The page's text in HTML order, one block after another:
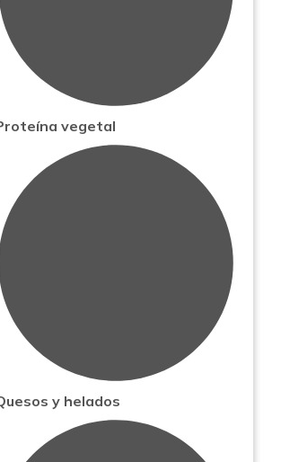
vegetal
y helados